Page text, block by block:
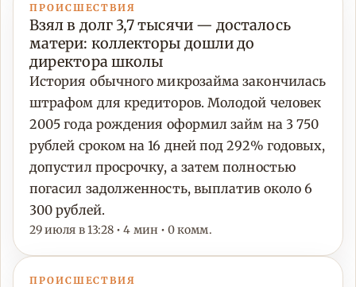
ПРОИСШЕСТВИЯ
Взял в долг 3,7 тысячи — досталось
матери: коллекторы дошли до
директора школы
История обычного микрозайма закончилась
штрафом для кредиторов. Молодой человек
2005 года рождения оформил займ на 3 750
рублей сроком на 16 дней под 292% годовых,
допустил просрочку, а затем полностью
погасил задолженность, выплатив около 6
300 рублей.
29 июля в 13:28 • 4 мин • 0 комм.
ПРОИСШЕСТВИЯ